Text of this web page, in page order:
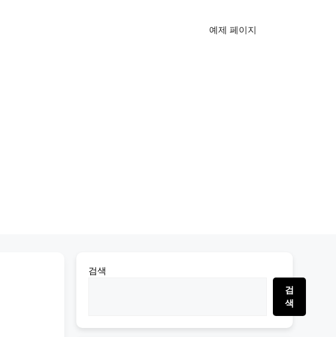
예제 페이지
검색
검
색